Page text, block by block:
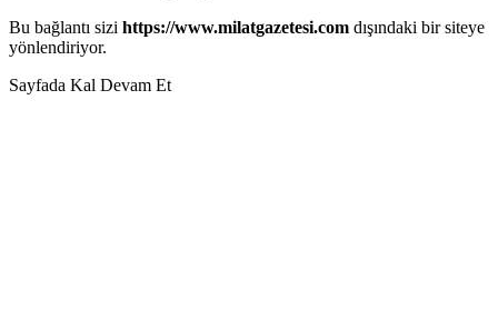
Bu bağlantı sizi https://www.milatgazetesi.com dışındaki bir siteye
yönlendiriyor.
Sayfada Kal Devam Et